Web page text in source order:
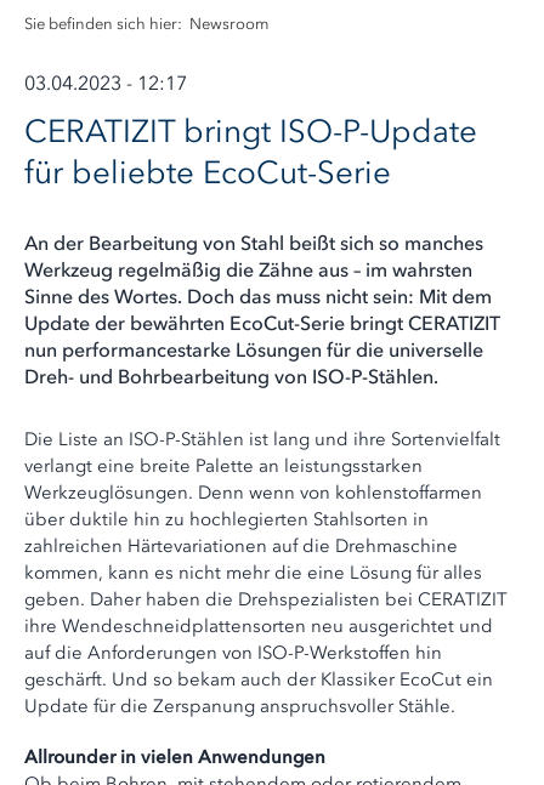
Sie befinden sich hier: Newsroom
03.04.2023 - 12:17
CERATIZIT bringt ISO-P-Update
für beliebte EcoCut-Serie
An der Bearbeitung von Stahl beißt sich so manches
Werkzeug regelmäßig die Zähne aus – im wahrsten
Sinne des Wortes. Doch das muss nicht sein: Mit dem
Update der bewährten EcoCut-Serie bringt CERATIZIT
nun performancestarke Lösungen für die universelle
Dreh- und Bohrbearbeitung von ISO-P-Stählen.
Die Liste an ISO-P-Stählen ist lang und ihre Sortenvielfalt
verlangt eine breite Palette an leistungsstarken
Werkzeuglösungen. Denn wenn von kohlenstoffarmen
über duktile hin zu hochlegierten Stahlsorten in
zahlreichen Härtevariationen auf die Drehmaschine
kommen, kann es nicht mehr die eine Lösung für alles
geben. Daher haben die Drehspezialisten bei CERATIZIT
ihre Wendeschneidplattensorten neu ausgerichtet und
auf die Anforderungen von ISO-P-Werkstoffen hin
geschärft. Und so bekam auch der Klassiker EcoCut ein
Update für die Zerspanung anspruchsvoller Stähle.
Allrounder in vielen Anwendungen